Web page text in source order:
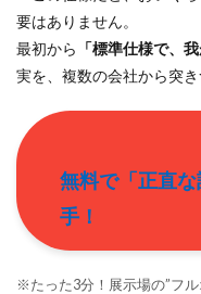
要はありません。
最初から 「標準仕様で、
実を、複数の会社から突
無料で「正直
手！
※たった3分！展示場の”フ